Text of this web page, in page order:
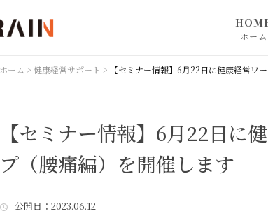
ホーム
ホーム > 健康経営サポート > 【セミナー情報】6月22日に健康経営ワ
【セミナー情報】6月22日に
プ（腰痛編）を開催します
公開日 ：2023.06.12